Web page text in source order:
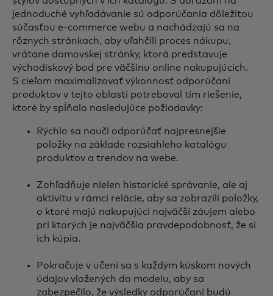
jednoduché vyhľadávanie sú odporúčania dôležitou
súčasťou e‑commerce webu a nachádzajú sa na
rôznych stránkach, aby uľahčili proces nákupu,
vrátane domovskej stránky, ktorá predstavuje
východiskový bod pre väčšinu online nakupujúcich.
S cieľom maximalizovať výkonnosť odporúčaní
produktov v tejto oblasti potreboval tím riešenie,
ktoré by spĺňalo nasledujúce požiadavky:
Rýchlo sa naučí odporúčať najpresnejšie
položky na základe rozsiahleho katalógu
produktov a trendov na webe.
Zohľadňuje nielen historické správanie, ale aj
aktivitu v rámci relácie, aby sa zobrazili položky,
o ktoré majú nakupujúci najväčší záujem alebo
pri ktorých je najväčšia pravdepodobnosť, že si
ich kúpia.
Pokračuje v učení sa s každým kúskom nových
údajov vložených do modelu, aby sa
zabezpečilo, že výsledky odporúčaní budú